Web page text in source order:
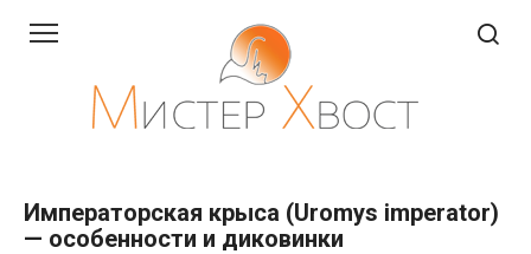
Императорская крыса (Uromys imperator)
— особенности и диковинки